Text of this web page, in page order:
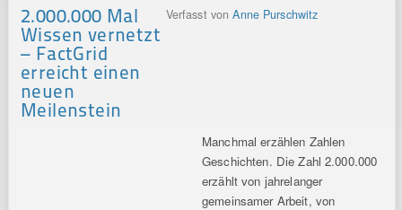
2.000.000 Mal
Wissen vernetzt
– FactGrid
erreicht einen
neuen
Meilenstein
Verfasst vonAnne Purschwitz
Manchmal erzählen Zahlen
Geschichten. Die Zahl 2.000.000
erzählt von jahrelanger
gemeinsamer Arbeit, von